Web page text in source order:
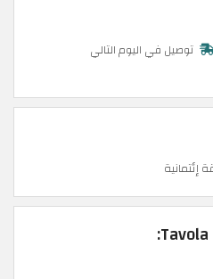
توصيل في اليوم التالي
إئتمانية